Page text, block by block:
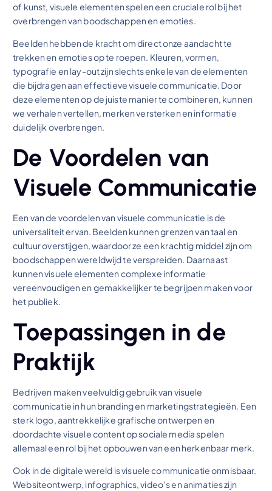
of kunst, visuele elementen spelen een cruciale rol bij het
overbrengen van boodschappen en emoties.
Beelden hebben de kracht om direct onze aandacht te
trekken en emoties op te roepen. Kleuren, vormen,
typografie en lay-out zijn slechts enkele van de elementen
die bijdragen aan effectieve visuele communicatie. Door
deze elementen op de juiste manier te combineren, kunnen
we verhalen vertellen, merken versterken en informatie
duidelijk overbrengen.
De Voordelen van
Visuele Communicatie
Een van de voordelen van visuele communicatie is de
universaliteit ervan. Beelden kunnen grenzen van taal en
cultuur overstijgen, waardoor ze een krachtig middel zijn om
boodschappen wereldwijd te verspreiden. Daarnaast
kunnen visuele elementen complexe informatie
vereenvoudigen en gemakkelijker te begrijpen maken voor
het publiek.
Toepassingen in de
Praktijk
Bedrijven maken veelvuldig gebruik van visuele
communicatie in hun branding en marketingstrategieën. Een
sterk logo, aantrekkelijke grafische ontwerpen en
doordachte visuele content op sociale media spelen
allemaal een rol bij het opbouwen van een herkenbaar merk.
Ook in de digitale wereld is visuele communicatie onmisbaar.
Websiteontwerp, infographics, video’s en animaties zijn